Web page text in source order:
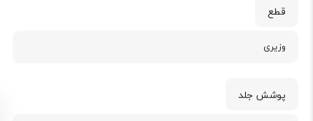
قطع
وزیری
پوشش جلد